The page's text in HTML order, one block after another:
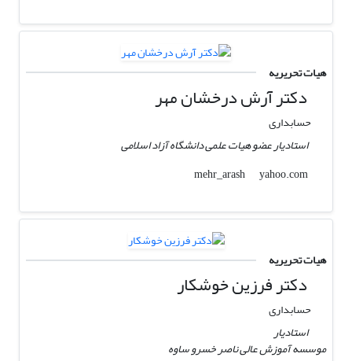
هیات تحریریه
دکتر آرش درخشان مهر
حسابداری
استادیار عضو هیات علمی دانشگاه آزاد اسلامی
mehr_arash
yahoo.com
هیات تحریریه
دکتر فرزین خوشکار
حسابداری
استادیار
موسسه آموزش عالی ناصر خسرو ساوه